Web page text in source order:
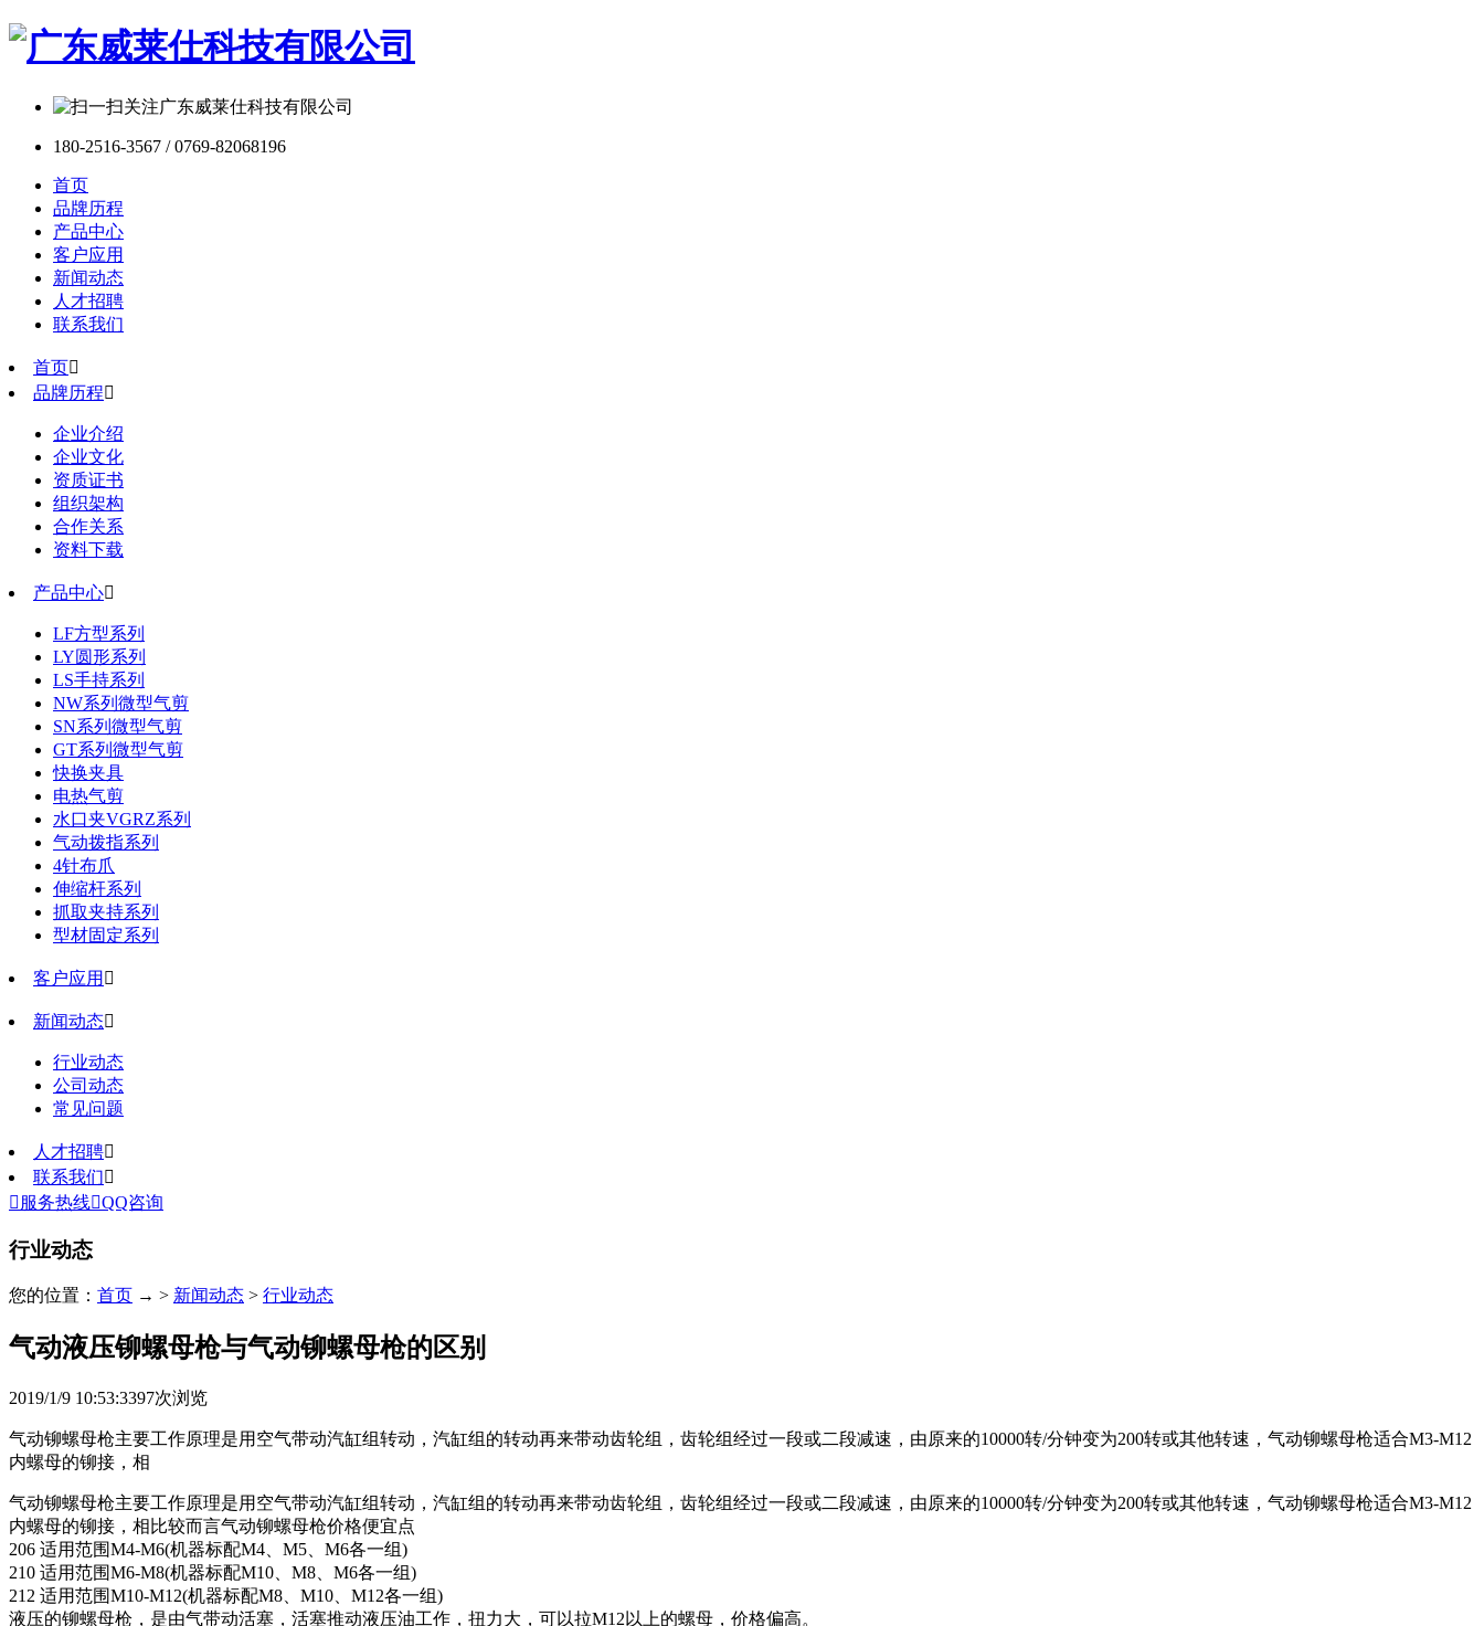
180-2516-3567 / 0769-82068196
首页
品牌历程
产品中心
客户应用
新闻动态
人才招聘
联系我们
首页
品牌历程
企业介绍
企业文化
资质证书
组织架构
合作关系
资料下载
产品中心
LF方型系列
LY圆形系列
LS手持系列
NW系列微型气剪
SN系列微型气剪
GT系列微型气剪
快换夹具
电热气剪
水口夹VGRZ系列
气动拨指系列
4针布爪
伸缩杆系列
抓取夹持系列
型材固定系列
客户应用 
新闻动态
行业动态
公司动态
常见问题
人才招聘
联系我们
 服务热线QQ咨询
行业动态
您的位置： 首页 → > 新闻动态 > 行业动态
气动液压铆螺母枪与气动铆螺母枪的区别
2019/1/9 10:53:3397次浏览
气动铆螺母枪主要工作原理是用空气带动汽缸组转动，汽缸组的转动再来带动齿轮组，齿轮组经过一段或二段减速，由原来的10000转/分钟变为200转或其他转速，气动铆螺母枪适合M3-M12
内螺母的铆接，相
气动铆螺母枪主要工作原理是用空气带动汽缸组转动，汽缸组的转动再来带动齿轮组，齿轮组经过一段或二段减速，由原来的10000转/分钟变为200转或其他转速，气动铆螺母枪适合M3-M12
内螺母的铆接，相比较而言气动铆螺母枪价格便宜点
206 适用范围M4-M6(机器标配M4、M5、M6各一组)
210 适用范围M6-M8(机器标配M10、M8、M6各一组)
212 适用范围M10-M12(机器标配M8、M10、M12各一组)
液压的铆螺母枪，是由气带动活塞，活塞推动液压油工作，扭力大，可以拉M12以上的螺母，价格偏高。